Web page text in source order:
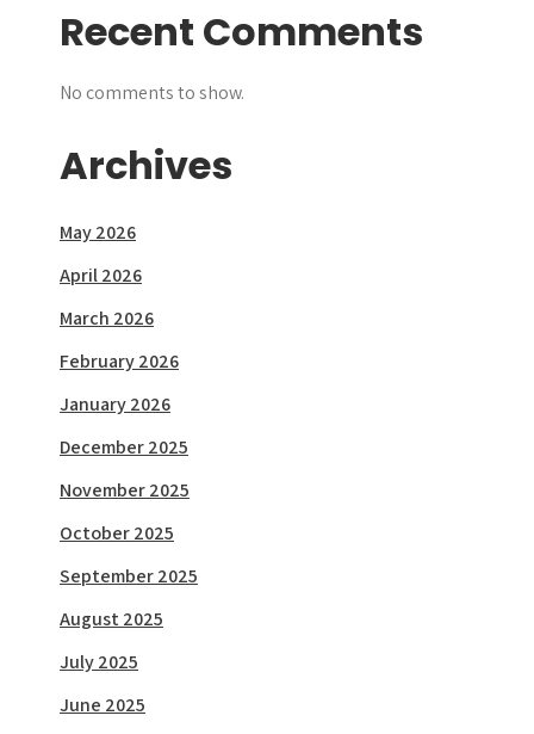
Recent Comments
No comments to show.
Archives
May 2026
April 2026
March 2026
February 2026
January 2026
December 2025
November 2025
October 2025
September 2025
August 2025
July 2025
June 2025